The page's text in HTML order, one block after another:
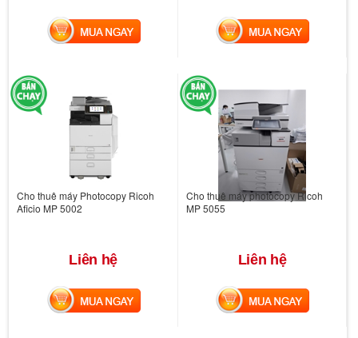
MUA NGAY MUA NGAY
Cho thuê máy Photocopy Ricoh
Aficio MP 5002
Liên hệ
MUA NGAY
Cho thuê máy photocopy Ricoh
MP 5055
Liên hệ
MUA NGAY